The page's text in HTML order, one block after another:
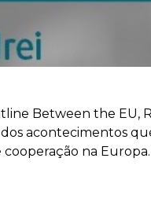
Between the EU,
acontecimentos
na Europa.